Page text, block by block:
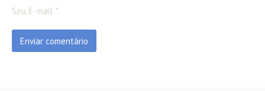
Seu E-mail